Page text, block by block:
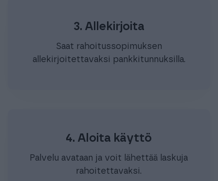
3. Allekirjoita
Saat rahoitussopimuksen
allekirjoitettavaksi pankkitunnuksilla.
4. Aloita käyttö
Palvelu avataan ja voit lähettää laskuja
rahoitettavaksi.